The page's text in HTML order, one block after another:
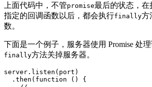
上面代码中，不管promise最后的状态，在
指定的回调函数以后，都会执行finally方
数。
下面是一个例子，服务器使用 Promise 处
finally方法关掉服务器。
server.listen(port)
  .then(
function () {